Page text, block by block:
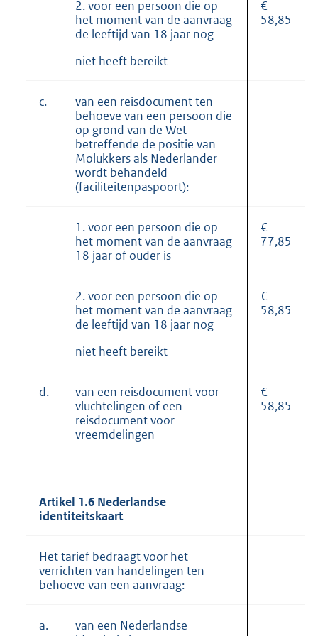
2. voor een persoon die op
het moment van de aanvraag
de leeftijd van 18 jaar nog
niet heeft bereikt
€
58,85
c.
van een reisdocument ten
behoeve van een persoon die
op grond van de Wet
betreffende de positie van
Molukkers als Nederlander
wordt behandeld
(faciliteitenpaspoort):
1. voor een persoon die op
het moment van de aanvraag
18 jaar of ouder is
€
77,85
2. voor een persoon die op
het moment van de aanvraag
de leeftijd van 18 jaar nog
niet heeft bereikt
€
58,85
d.
van een reisdocument voor
vluchtelingen of een
reisdocument voor
vreemdelingen
€
58,85
Artikel 1.6 Nederlandse
identiteitskaart
Het tarief bedraagt voor het
verrichten van handelingen ten
behoeve van een aanvraag:
a.
van een Nederlandse